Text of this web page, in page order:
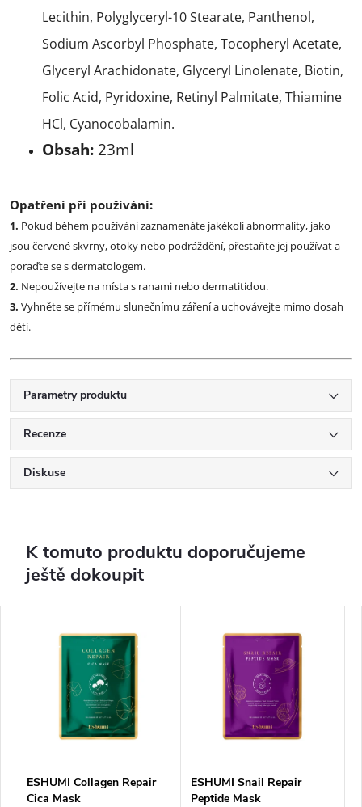
Lecithin, Polyglyceryl-10 Stearate, Panthenol,
Sodium Ascorbyl Phosphate, Tocopheryl Acetate,
Glyceryl Arachidonate, Glyceryl Linolenate, Biotin,
Folic Acid, Pyridoxine, Retinyl Palmitate, Thiamine
HCl, Cyanocobalamin.
Obsah: 23ml
Opatření při používání:
1. Pokud během používání zaznamenáte jakékoli abnormality, jako
jsou červené skvrny, otoky nebo podráždění, přestaňte jej používat a
poraďte se s dermatologem.
2. Nepoužívejte na místa s ranami nebo dermatitidou.
3. Vyhněte se přímému slunečnímu záření a uchovávejte mimo dosah
dětí.
Parametry produktu
Recenze
Diskuse
K tomuto produktu doporučujeme
ještě dokoupit
ESHUMI Collagen Repair
Cica Mask
ESHUMI Snail Repair
Peptide Mask